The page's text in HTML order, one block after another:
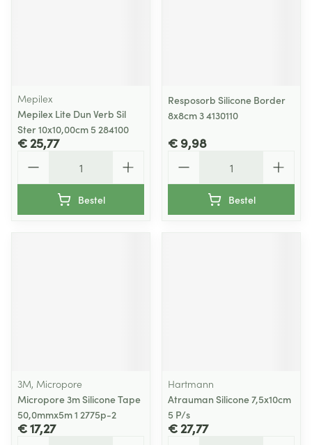
Mepilex
Mepilex Lite Dun Verb Sil
Ster 10x10,00cm 5 284100
€ 25,77
Bestel
Resposorb Silicone Border
8x8cm 3 4130110
€ 9,98
Bestel
3M, Micropore
Micropore 3m Silicone Tape
50,0mmx5m 1 2775p-2
€ 17,27
Hartmann
Atrauman Silicone 7,5x10cm
5 P/s
€ 27,77